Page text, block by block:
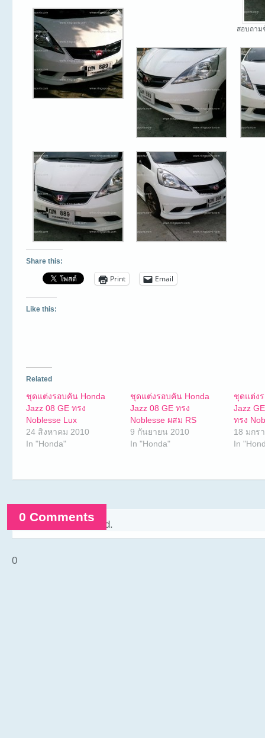
สอบถาม
Share this:
Print Email
Like this:
Related
ชุดแต่งรอบคัน Honda
Jazz 08 GE ทรง
Noblesse Lux
24 สิงหาคม 2010
In "Honda"
ชุดแต่งรอบคัน Honda
Jazz 08 GE ทรง
Noblesse ผสม RS
9 กันยายน 2010
In "Honda"
ชุดแต่ง
Jazz
ทรง
18 มกร
In
0 Comments
Comments are closed.
0